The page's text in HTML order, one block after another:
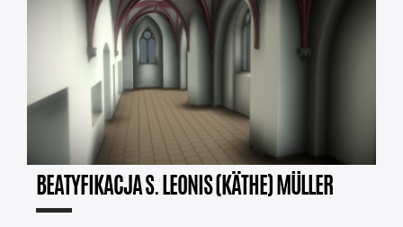
BEATYFIKACJA S. LEONIS (KÄTHE) MÜLLER